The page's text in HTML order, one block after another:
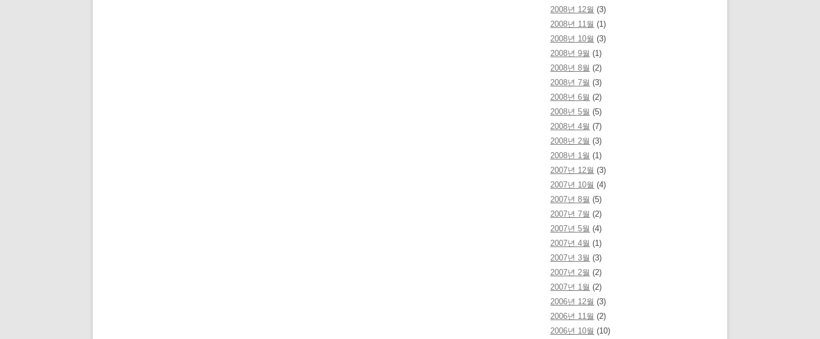
2008년 12월 (3)
2008년 11월 (1)
2008년 10월 (3)
2008년 9월 (1)
2008년 8월 (2)
2008년 7월 (3)
2008년 6월 (2)
2008년 5월 (5)
2008년 4월 (7)
2008년 2월 (3)
2008년 1월 (1)
2007년 12월 (3)
2007년 10월 (4)
2007년 8월 (5)
2007년 7월 (2)
2007년 5월 (4)
2007년 4월 (1)
2007년 3월 (3)
2007년 2월 (2)
2007년 1월 (2)
2006년 12월 (3)
2006년 11월 (2)
2006년 10월 (10)